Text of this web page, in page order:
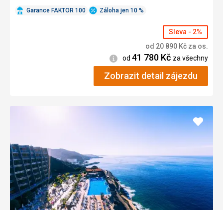
Garance FAKTOR 100 Záloha jen 10 %
Sleva - 2%
od 20 890 Kč za os.
Informace
od 41 780 Kč za všechny
Zobrazit detail zájezdu
Přidat